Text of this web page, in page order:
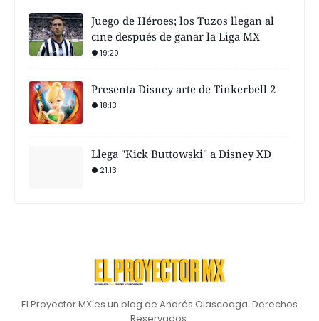
Juego de Héroes; los Tuzos llegan al
cine después de ganar la Liga MX
19:29
Presenta Disney arte de Tinkerbell 2
18:13
Llega "Kick Buttowski" a Disney XD
21:13
El Proyector MX es un blog de Andrés Olascoaga. Derechos